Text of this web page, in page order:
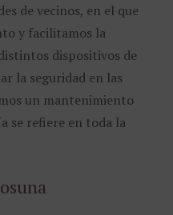
de vecinos, en el que
y facilitamos la
dispositivos de
la seguridad en las
un mantenimiento
se refiere en toda la